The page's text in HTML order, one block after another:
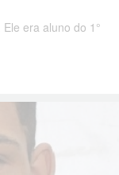
era aluno do 1°